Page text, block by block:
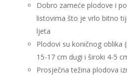
Dobro zameće plodove i
listovima što je vrlo bitno
ljeta
Plodovi su koničnog oblika
15-17 cm dugi i široki 4-5
Prosječna težina plodova